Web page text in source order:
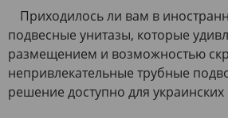
Приходилось ли вам в
подвесные унитазы, которые
размещением и возможностью
непривлекательные трубные
решение доступно для украинских